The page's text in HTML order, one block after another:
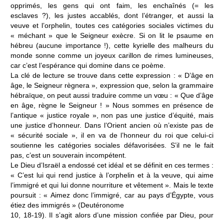
opprimés, les gens qui ont faim, les enchaînés (= les
esclaves ?), les justes accablés, dont l’étranger, et aussi la
veuve et l’orphelin, toutes ces catégories sociales victimes du
« méchant » que le Seigneur exècre. Si on lit le psaume en
hébreu (aucune importance !), cette kyrielle des malheurs du
monde sonne comme un joyeux carillon de rimes lumineuses,
car c’est l’espérance qui domine dans ce poème.
La clé de lecture se trouve dans cette expression : « D’âge en
âge, le Seigneur règnera », expression que, selon la grammaire
hébraïque, on peut aussi traduire comme un vœu : « Que d’âge
en âge, règne le Seigneur ! » Nous sommes en présence de
l’antique « justice royale », non pas une justice d’équité, mais
une justice d’honneur. Dans l’Orient ancien où n’existe pas de
« sécurité sociale », il en va de l’honneur du roi que celui-ci
soutienne les catégories sociales défavorisées. S’il ne le fait
pas, c’est un souverain incompétent.
Le Dieu d’Israël a endossé cet idéal et se définit en ces termes :
« C’est lui qui rend justice à l’orphelin et à la veuve, qui aime
l’immigré et qui lui donne nourriture et vêtement ». Mais le texte
poursuit : « Aimez donc l’immigré, car au pays d’Égypte, vous
étiez des immigrés » (Deutéronome
10, 18-19). Il s’agit alors d’une mission confiée par Dieu, pour